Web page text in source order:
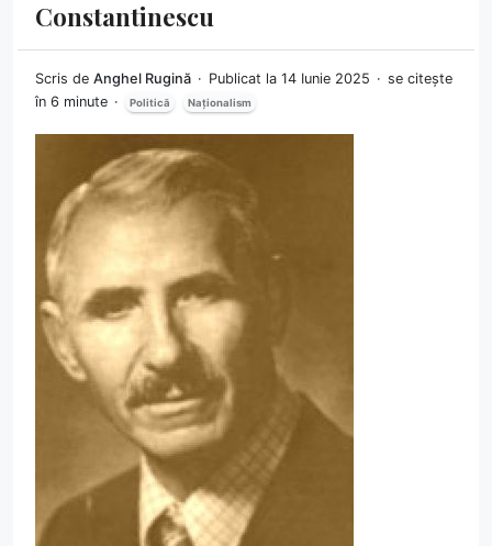
Constantinescu
Scris de Anghel Rugină Publicat la 14 Iunie 2025
se citește
în 6 minute
Politică Naționalism